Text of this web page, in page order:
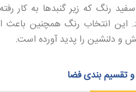
رنگ که زیر گنبدها به کار
انتخاب رنگ همچنین باعث
و دلنشین را پدید آورده است.
تقسیم بندی فضا